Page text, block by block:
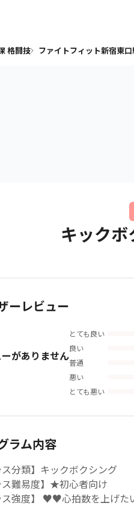
格闘技 ファイトフィット新宿東
キック
ーレビュー
ーがありません
とても良い
良い
普通
悪い
とても悪い
ラム内容
ス分類】キックボクシング
ス難易度】★初心者向け
ス強度】 ♥♥心拍数を上げた